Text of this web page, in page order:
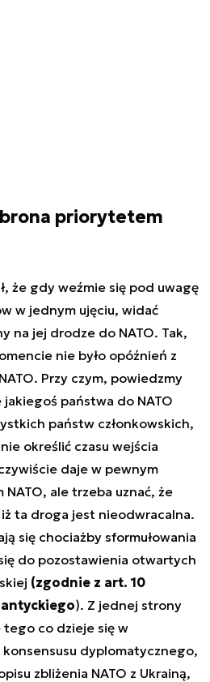
priorytetem
że gdy weźmie się pod uwagę
w jednym ujęciu, widać
na jej drodze do NATO. Tak,
nie było opóźnień z
Przy czym, powiedzmy
państwa do NATO
państw członkowskich,
określić czasu wejścia
daje w pewnym
ale trzeba uznać, że
ta droga jest nieodwracalna.
się chociażby sformułowania
do pozostawienia otwartych
(zgodnie z art. 10
). Z jednej strony
tego co dzieje się w
dyplomatycznego,
zbliżenia NATO z Ukrainą,